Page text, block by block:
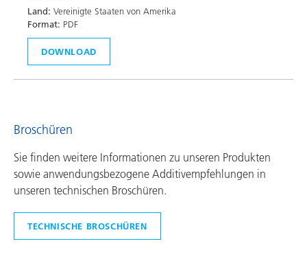
Land: Vereinigte Staaten von Amerika
Format: PDF
DOWNLOAD
Broschüren
Sie finden weitere Informationen zu unseren Produkten
sowie anwendungsbezogene Additivempfehlungen in
unseren technischen Broschüren.
TECHNISCHE BROSCHÜREN